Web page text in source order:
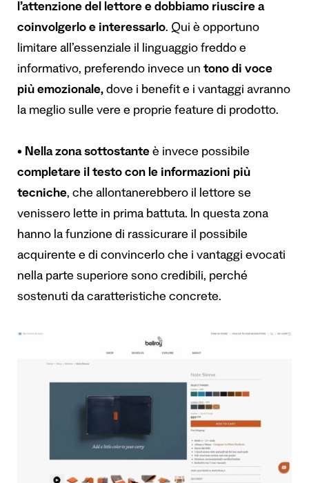
l’attenzione del lettore e dobbiamo riuscire a
coinvolgerlo e interessarlo. Qui è opportuno
limitare all’essenziale il linguaggio freddo e
informativo, preferendo invece un tono di voce
più emozionale, dove i benefit e i vantaggi avranno
la meglio sulle vere e proprie feature di prodotto.
• Nella zona sottostante è invece possibile
completare il testo con le informazioni più
tecniche, che allontanerebbero il lettore se
venissero lette in prima battuta. In questa zona
hanno la funzione di rassicurare il possibile
acquirente e di convincerlo che i vantaggi evocati
nella parte superiore sono credibili, perché
sostenuti da caratteristiche concrete.